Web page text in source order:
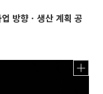
방향ㆍ생산 계획 공